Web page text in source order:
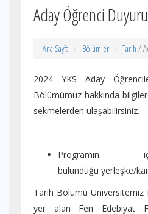
Aday Öğrenci
Ana Sayfa Bölümler Tarih /
2024 YKS Aday
Bölümümüz hakkında
sekmelerden ulaşabilirsiniz.
Programın
bulunduğu yerleşke/
Tarih Bölümü Üniversitemiz
yer alan Fen Edebiyat